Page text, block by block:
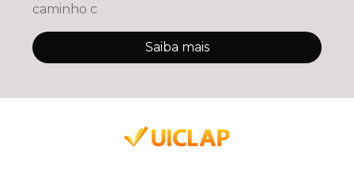
caminho c
Saiba mais